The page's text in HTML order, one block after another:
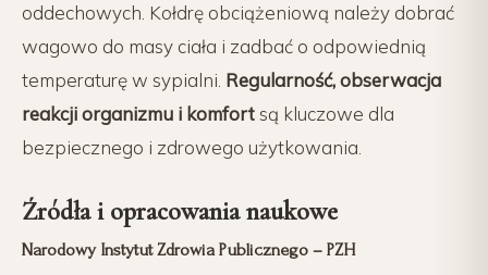
oddechowych. Kołdrę obciążeniową należy dobrać
wagowo do masy ciała i zadbać o odpowiednią
temperaturę w sypialni. Regularność, obserwacja
reakcji organizmu i komfortsą kluczowe dla
bezpiecznego i zdrowego użytkowania.
Źródła i opracowania naukowe
Narodowy Instytut Zdrowia Publicznego – PZH